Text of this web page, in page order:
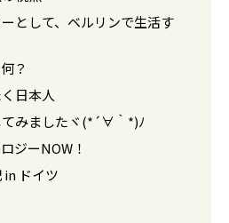
として、ベルリンで生活す
？
日本人
てみましたヾ(*´∀｀*)ﾉ
ジーNOW！
in ドイツ